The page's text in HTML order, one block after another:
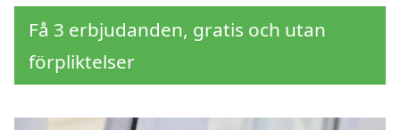
Få 3 erbjudanden, gratis och utan
förpliktelser